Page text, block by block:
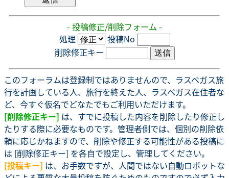
- 投稿修正/削除フォーム -
処理
投稿No
削除修正キー
このフォーラムは登録制ではありませんので、ラスベガス旅
行を計画している人、旅行を終えた人、ラスベガス在住者な
ど、今すぐ仮名でどなたでもご利用いただけます。
[削除修正キー] は、すでに投稿した内容を削除したり修正し
たりする際に必要なものです。管理者側では、個別の削除依
頼に応じかねますので、削除や修正する可能性がある投稿に
は [削除修正キー] を各自で設定し、管理してください。
[投稿キー] は、お手数ですが、人間ではない自動ロボットな